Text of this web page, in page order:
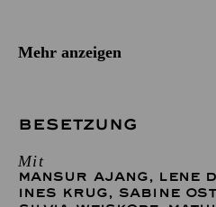
Mehr anzeigen
BESETZUNG
Mit
MANSUR AJANG, LENE
INES KRUG, SABINE